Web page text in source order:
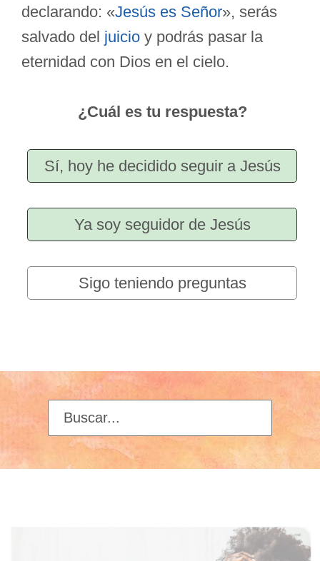
declarando: «Jesús es Señor», serás
salvado del juicio y podrás pasar la
eternidad con Dios en el cielo.
¿Cuál es tu respuesta?
Sí, hoy he decidido seguir a Jesús
Ya soy seguidor de Jesús
Sigo teniendo preguntas